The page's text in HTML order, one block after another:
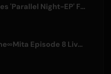
BILLY BOO Releases 'Parallel Night-EP' Featuring TV Drama Theme Song
BanG Dream! Yume∞Mita Episode 8 Live Clip Released